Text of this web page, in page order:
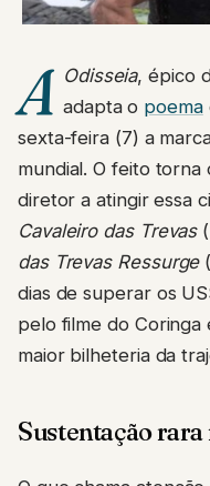
A Odisseia, épico
adapta o poema
sexta-feira (7) a
mundial. O feito
diretor a atingir essa
Cavaleiro das Trevas
das Trevas Ressurge
dias de superar os
pelo filme do
maior bilheteria da
Sustentação rara